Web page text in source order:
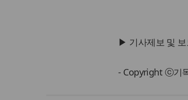
▶ 기사제보 및
- Copyright ⓒ기